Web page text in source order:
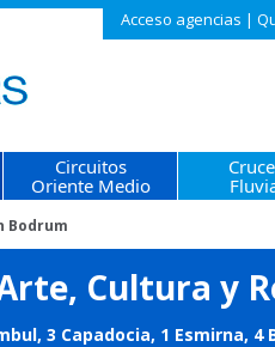
Acceso agencias |
Circuitos
Oriente Medio
Bodrum
Cultura y
3 Capadocia, 1 Esmirna, 4